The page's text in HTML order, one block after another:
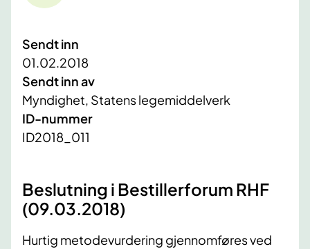
Sendt inn
01.02.2018
Sendt inn av
Myndighet, Statens legemiddelverk
ID-nummer
ID2018_011
Beslutning i Bestillerforum RHF
(09.03.2018)
Hurtig metodevurdering gjennomføres ved